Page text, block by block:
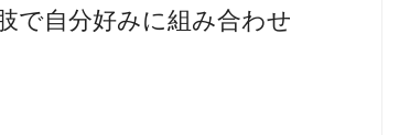
で自分好みに組み合わせ